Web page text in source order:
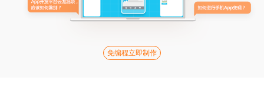
免编程立即制作